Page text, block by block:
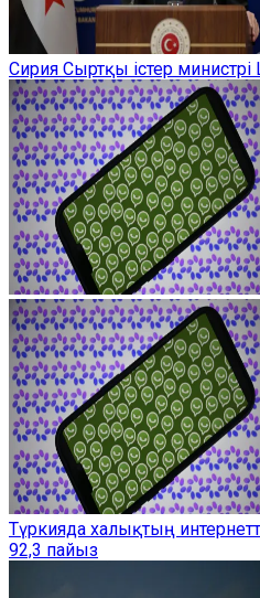
Сирия Сыртқы істер
Түркияда халықтың
92,3 пайыз